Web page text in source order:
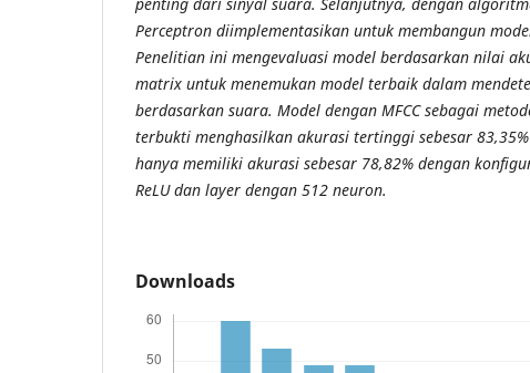
Perceptron diimplementasikan untuk membangun
Penelitian ini mengevaluasi model berdasarkan nilai
matrix untuk menemukan model terbaik dalam
berdasarkan suara. Model dengan MFCC sebagai
terbukti menghasilkan akurasi tertinggi sebesar 83,35%
hanya memiliki akurasi sebesar 78,82% dengan
ReLU dan layer dengan 512 neuron.
Downloads